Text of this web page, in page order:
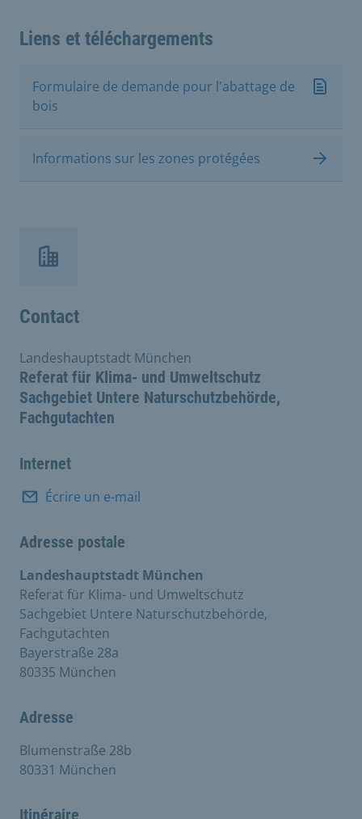
Liens et téléchargements
Formulaire de demande pour l'abattage de
bois
Informations sur les zones protégées
Contact
Referat für Klima- und Umweltschutz
Sachgebiet Untere Naturschutzbehörde,
Fachgutachten
Landeshauptstadt München
Internet
Écrire un e-mail
Adresse postale
Landeshauptstadt München
Referat für Klima- und Umweltschutz
Sachgebiet Untere Naturschutzbehörde,
Fachgutachten
Bayerstraße 28a
80335 München
Adresse
Blumenstraße 28b
80331 München
Itinéraire